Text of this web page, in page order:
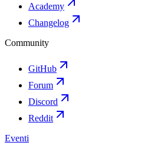
Academy
Changelog
Community
GitHub
Forum
Discord
Reddit
Eventi